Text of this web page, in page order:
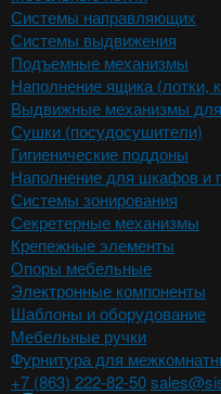
Системы направляющих
Системы выдвижения
Подъемные механизмы
Наполнение ящика (лотки,
Выдвижные механизмы
Сушки (посудосушители)
Гигиенические поддоны
Наполнение для шкафов и
Системы зонирования
Секретерные механизмы
Крепежные элементы
Опоры мебельные
Электронные компоненты
Шаблоны и оборудование
Мебельные ручки
Фурнитура для
+7 (863) 222-82-50